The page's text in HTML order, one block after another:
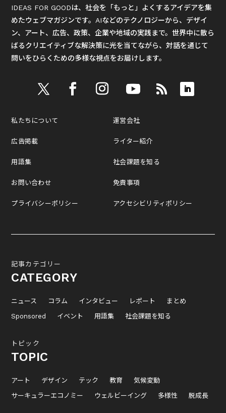
IDEAS FOR GOODは、社会を「もっと」よくするアイデアを集
めたウェブマガジンです。AIなどのテクノロジーから、デザイ
ン、アート、広告、政策、企業や地域の実践まで。世界中に散ら
ばるクリエイティブな解決策に光を当てながら、対話を通じて
問いをひらくための多様な視点をお届けします。
私たちについて
広告掲載
用語集
お問い合わせ
プライバシーポリシー
運営会社
ライター紹介
社会課題を知る
免責事項
アクセシビリティポリシー
記事カテゴリー
CATEGORY
ニュース コラム インタビュー レポート
まとめ
Sponsored
イベント 用語集 社会課題を知る
トピック
TOPIC
アート デザイン テック 教育
気候変動
サーキュラーエコノミー
ウェルビーイング 多様性 脱成長